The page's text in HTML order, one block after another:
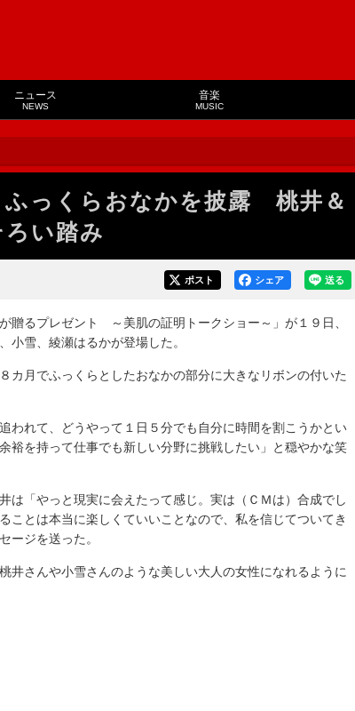
ニュース
NEWS
音楽
MUSIC
ふっくらおなかを披露 桃井＆
い踏み
送る
シェア
ポスト
るプレゼント ～美肌の証明トークショー～」が１９日、
小雪、綾瀬はるかが登場した。
カ月でふっくらとしたおなかの部分に大きなリボンの付いた
われて、どうやって１日５分でも自分に時間を割こうかとい
裕を持って仕事でも新しい分野に挑戦したい」と穏やかな笑
は「やっと現実に会えたって感じ。実は（ＣＭは）合成でし
ことは本当に楽しくていいことなので、私を信じてついてき
ージを送った。
井さんや小雪さんのような美しい大人の女性になれるように